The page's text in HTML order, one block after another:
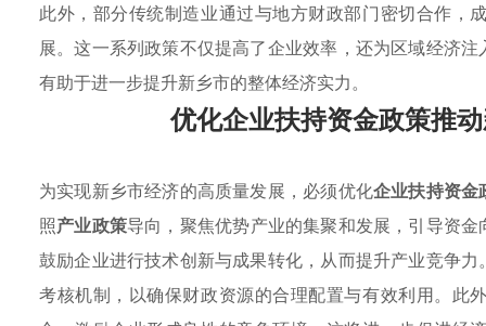
此外，部分传统制造业通过与地方财政部门密切合作，
展。这一系列政策不仅提高了企业效率，还为区域经济
有助于进一步提升新乡市的整体经济实力。
优化企业扶持资金政策推
为实现新乡市经济的高质量发展，必须优化企业扶持资金
照产业政策导向，聚焦优势产业的集聚和发展，引导资
鼓励企业进行技术创新与成果转化，从而提升产业竞争
考核机制，以确保财政资源的合理配置与有效利用。此